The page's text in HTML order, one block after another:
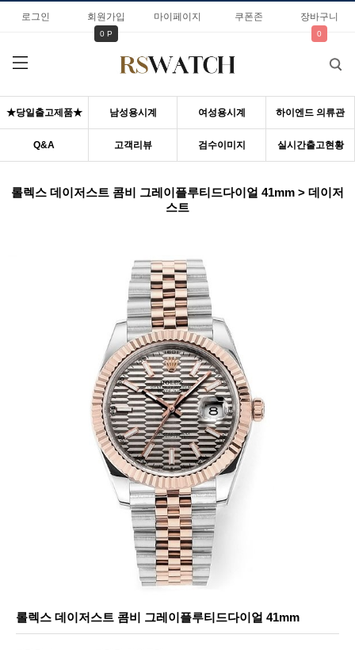
로그인 회원가입
0 P
마이페이지 쿠폰존 장바구니
0
★당일출고제품★ 남성용시계 여성용시계 하이엔드 의류관
Q&A 고객리뷰 검수이미지 실시간출고현황
롤렉스 데이저스트 콤비 그레이플루티드다이얼 41mm > 데이저
스트
롤렉스 데이저스트 콤비 그레이플루티드다이얼 41mm